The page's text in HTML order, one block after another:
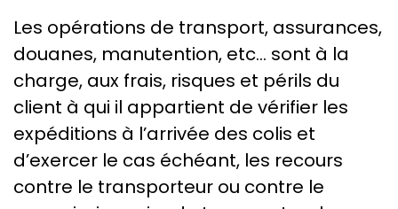
Les opérations de transport, assurances,
douanes, manutention, etc... sont à la
charge, aux frais, risques et périls du
client à qui il appartient de vérifier les
expéditions à l’arrivée des colis et
d’exercer le cas échéant, les recours
contre le transporteur ou contre le